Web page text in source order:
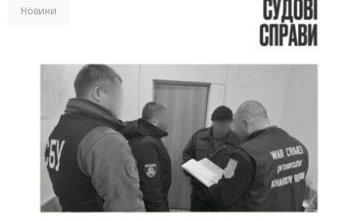
Новини